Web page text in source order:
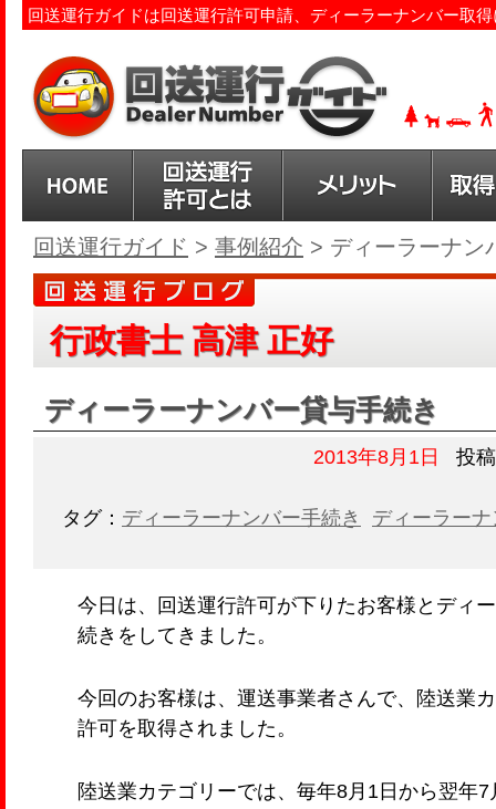
回送運行ガイドは回送運行許可申請、ディーラーナンバー取
回送運行ガイド > 事例紹介 > ディーラーナン
行政書士 高津 正好
ディーラーナンバー貸与手続き
2013年8月1日 投
タグ： ディーラーナンバー手続き ディーラー
今日は、回送運行許可が下りたお客様とディ
続きをしてきました。
今回のお客様は、運送事業者さんで、陸送業
許可を取得されました。
陸送業カテゴリーでは、毎年8月1日から翌年